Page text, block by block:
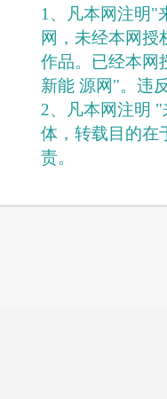
1、凡本网注明"
网，未经本网授
作品。已经本网
新能 源网"。违
2、凡本网注明
体，转载目的在
责。